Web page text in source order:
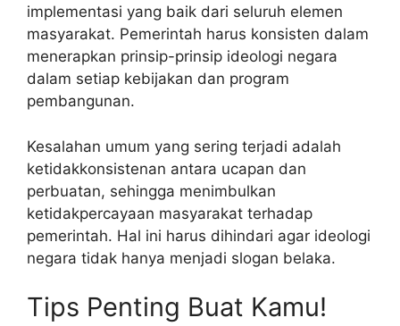
implementasi yang baik dari seluruh elemen
masyarakat. Pemerintah harus konsisten dalam
menerapkan prinsip-prinsip ideologi negara
dalam setiap kebijakan dan program
pembangunan.
Kesalahan umum yang sering terjadi adalah
ketidakkonsistenan antara ucapan dan
perbuatan, sehingga menimbulkan
ketidakpercayaan masyarakat terhadap
pemerintah. Hal ini harus dihindari agar ideologi
negara tidak hanya menjadi slogan belaka.
Tips Penting Buat Kamu!